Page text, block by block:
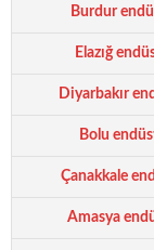
Burdur
Elazığ
Diyarbakır
Bolu
Çanakkale
Amasya